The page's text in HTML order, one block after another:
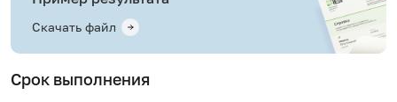
Скачать файл
Срок выполнения